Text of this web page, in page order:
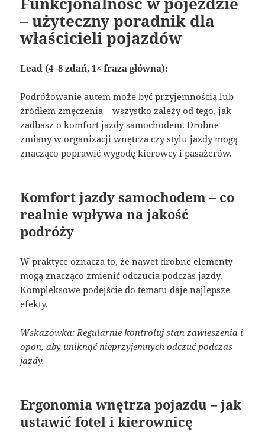
– użyteczny poradnik dla
właścicieli pojazdów
Lead (4–8 zdań, 1× fraza główna):
Podróżowanie autem może być przyjemnością lub
źródłem zmęczenia – wszystko zależy od tego, jak
zadbasz o komfort jazdy samochodem. Drobne
zmiany w organizacji wnętrza czy stylu jazdy mogą
znacząco poprawić wygodę kierowcy i pasażerów.
Komfort jazdy samochodem – co
realnie wpływa na jakość
podróży
W praktyce oznacza to, że nawet drobne elementy
mogą znacząco zmienić odczucia podczas jazdy.
Kompleksowe podejście do tematu daje najlepsze
efekty.
Wskazówka: Regularnie kontroluj stan zawieszenia i
opon, aby uniknąć nieprzyjemnych odczuć podczas
jazdy.
Ergonomia wnętrza pojazdu – jak
ustawić fotel i kierownicę